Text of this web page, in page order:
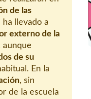
de las
ha llevado a
externo de la
aunque
de su
En la
, sin
de la escuela